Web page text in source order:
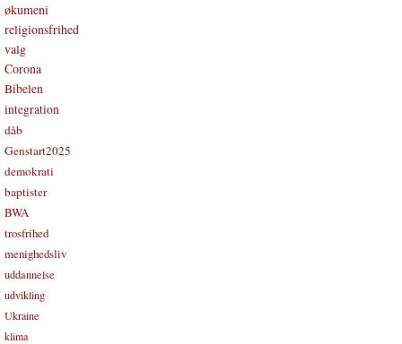
økumeni
religionsfrihed
valg
Corona
Bibelen
integration
dåb
Genstart2025
demokrati
baptister
BWA
trosfrihed
menighedsliv
uddannelse
udvikling
Ukraine
klima